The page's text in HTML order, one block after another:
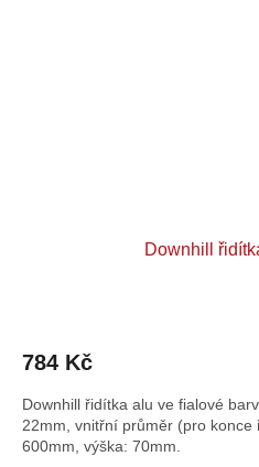
Downhill
784 Kč
Downhill řidítka alu ve fialové
22mm, vnitřní průměr (pro
600mm, výška: 70mm.